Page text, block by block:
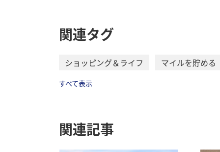
関連タグ
ショッピング＆ライフ マイルを貯める
すべて表示
関連記事